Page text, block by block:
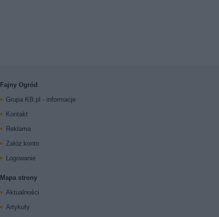
Fajny Ogród
Grupa KB.pl - informacje
Kontakt
Reklama
Załóż konto
Logowanie
Mapa strony
Aktualności
Artykuły